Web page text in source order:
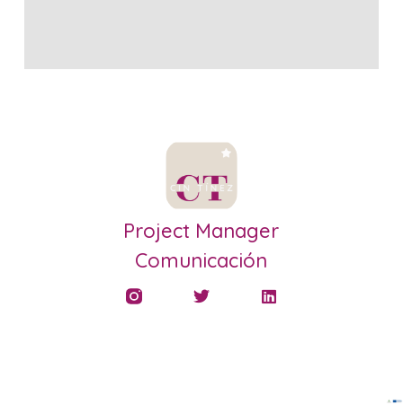
Project Manager
Comunicación